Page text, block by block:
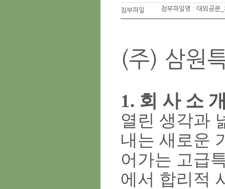
첨부파일 첨부파일명 : 대외공문
(주) 삼원
1. 회 사 소
열린 생각과
내는 새로운
어가는 고급
에서 합리적